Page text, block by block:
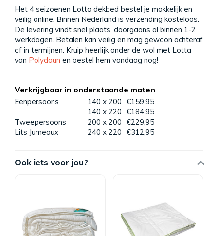
Het 4 seizoenen Lotta dekbed bestel je makkelijk en
veilig online. Binnen Nederland is verzending kosteloos.
De levering vindt snel plaats, doorgaans al binnen 1-2
werkdagen. Betalen kan veilig en mag gewoon achteraf
of in termijnen. Kruip heerlijk onder de wol met Lotta
van Polydaun en bestel hem vandaag nog!
Verkrijgbaar in onderstaande maten
Eenpersoons 140 x 200 €159,95
140 x 220 €184,95
Tweepersoons
200 x 200 €229,95
Lits Jumeaux
240 x 220 €312,95
Ook iets voor jou?